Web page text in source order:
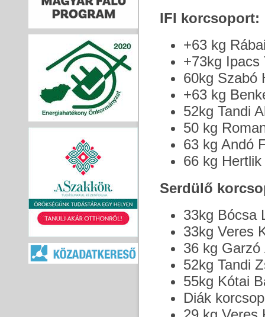
IFI korcsoport:
+63 kg
+73kg Ipacs
60kg Szabó
+63 kg
52kg Tandi
50 kg
63 kg Andó
66 kg
Serdülő
33kg Bócsa
33kg Veres
36 kg Garzó
52kg Tandi
55kg Kótai
Diák